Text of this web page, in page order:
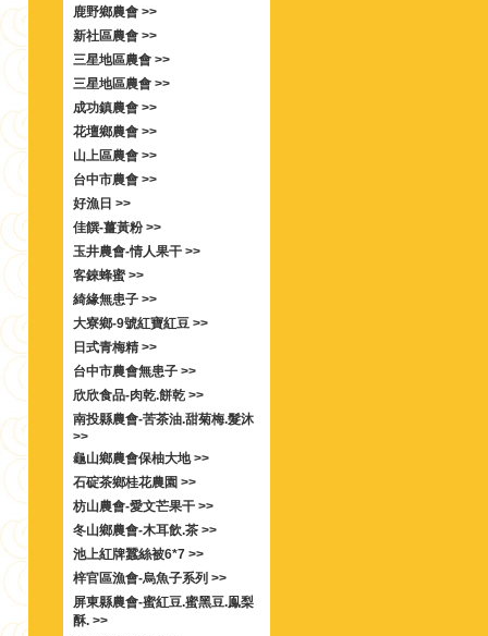
鹿野鄉農會 >>
新社區農會 >>
三星地區農會 >>
三星地區農會 >>
成功鎮農會 >>
花壇鄉農會 >>
山上區農會 >>
台中市農會 >>
好漁日 >>
佳饌-薑黃粉 >>
玉井農會-情人果干 >>
客錸蜂蜜 >>
綺緣無患子 >>
大寮鄉-9號紅寶紅豆 >>
日式青梅精 >>
台中市農會無患子 >>
欣欣食品-肉乾.餅乾 >>
南投縣農會-苦茶油.甜菊梅.髮沐
>>
龜山鄉農會保柚大地 >>
石碇茶鄉桂花農園 >>
枋山農會-愛文芒果干 >>
冬山鄉農會-木耳飲.茶 >>
池上紅牌蠶絲被6*7 >>
梓官區漁會-烏魚子系列 >>
屏東縣農會-蜜紅豆.蜜黑豆.鳯梨
酥. >>